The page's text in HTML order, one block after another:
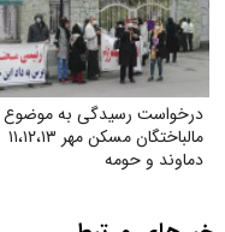
درخواست رسیدگی به موضوع
مالباختگان مسکن مهر ۱۱،۱۲،۱۳
دماوند و حومه